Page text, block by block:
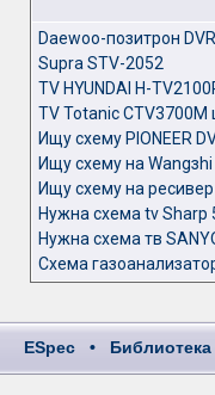
Daewoo-позитрон
Supra STV-2052
TV HYUNDAI H-
TV Totanic
Ищу схему PIONEER
Ищу схему на
Ищу схему на ресивер
Нужна схема tv Sharp
Нужна схема тв
Схема
ESpec • Библиотека